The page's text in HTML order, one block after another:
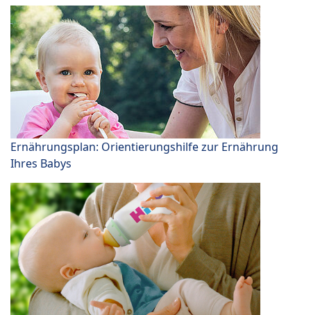
Ernährungsplan: Orientierungshilfe zur Ernährung
Ihres Babys